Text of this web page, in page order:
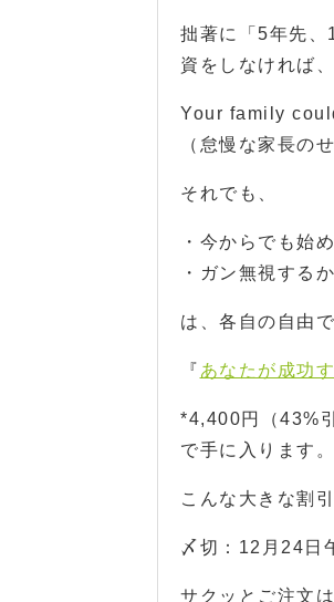
拙著に「5年先、
資をしなければ
Your family
（怠慢な家長の
それでも、
・今からでも始
・ガン無視するか
は、各自の自由で
『 あなたが成功
*4,400円（43%
で手に入ります。
こんな大きな割
〆切：12月24日
サクッとご注文は